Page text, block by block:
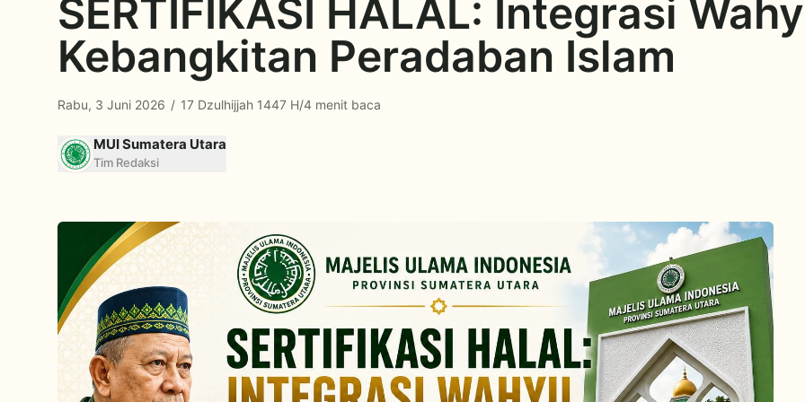
SERTIFIKASI HALAL: Integrasi
Kebangkitan Peradaban Islam
Rabu, 3 Juni 2026 / 17 Dzulhijjah 1447 H/4 menit baca
MUI Sumatera Utara
Tim Redaksi